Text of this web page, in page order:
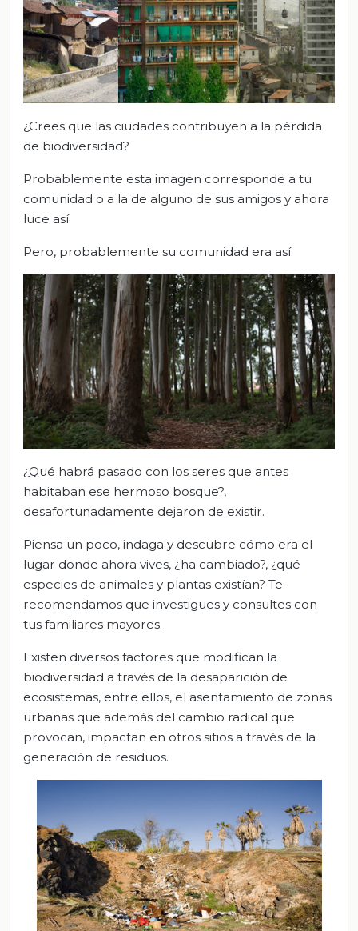
¿Crees que las ciudades contribuyen a la pérdida
de biodiversidad?
Probablemente esta imagen corresponde a tu
comunidad o a la de alguno de sus amigos y ahora
luce así.
Pero, probablemente su comunidad era así:
¿Qué habrá pasado con los seres que antes
habitaban ese hermoso bosque?,
desafortunadamente dejaron de existir.
Piensa un poco, indaga y descubre cómo era el
lugar donde ahora vives, ¿ha cambiado?, ¿qué
especies de animales y plantas existían? Te
recomendamos que investigues y consultes con
tus familiares mayores.
Existen diversos factores que modifican la
biodiversidad a través de la desaparición de
ecosistemas, entre ellos, el asentamiento de zonas
urbanas que además del cambio radical que
provocan, impactan en otros sitios a través de la
generación de residuos.